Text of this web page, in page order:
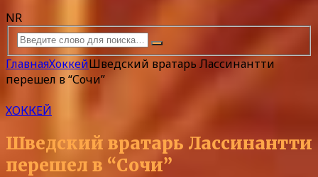
NR
ГлавнаяХоккейШведский вратарь Лассинантти
перешел в “Сочи”
ХОККЕЙ
Шведский вратарь Лассинантти
перешел в “Сочи”